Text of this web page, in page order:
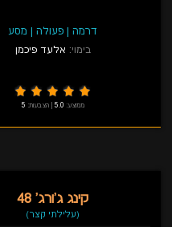
דרמה| פעולה| מסע
בימוי: אלעד פיכמן
ממוצע: 5.0
|הצבעות: 5
קינג ג'ורג' 48
(עלילתי קצר)